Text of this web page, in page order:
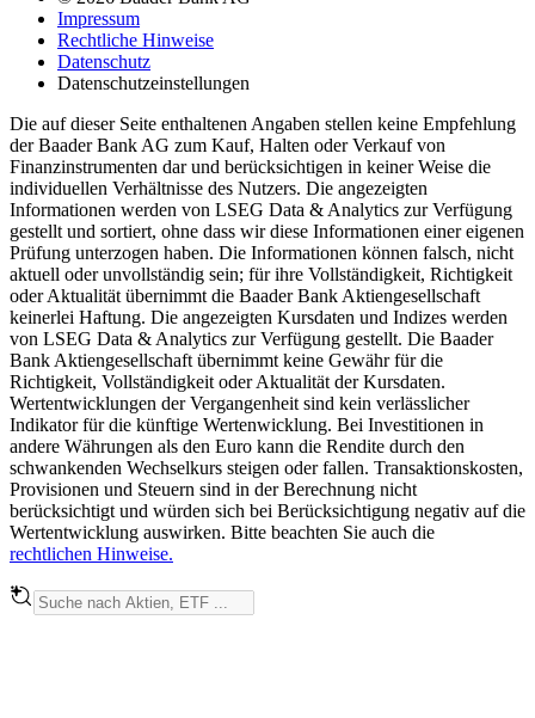
Impressum
Rechtliche Hinweise
Datenschutz
Datenschutzeinstellungen
Die auf dieser Seite enthaltenen Angaben stellen keine Empfehlung
der Baader Bank AG zum Kauf, Halten oder Verkauf von
Finanzinstrumenten dar und berücksichtigen in keiner Weise die
individuellen Verhältnisse des Nutzers. Die angezeigten
Informationen werden von LSEG Data & Analytics zur Verfügung
gestellt und sortiert, ohne dass wir diese Informationen einer eigenen
Prüfung unterzogen haben. Die Informationen können falsch, nicht
aktuell oder unvollständig sein; für ihre Vollständigkeit, Richtigkeit
oder Aktualität übernimmt die Baader Bank Aktiengesellschaft
keinerlei Haftung. Die angezeigten Kursdaten und Indizes werden
von LSEG Data & Analytics zur Verfügung gestellt. Die Baader
Bank Aktiengesellschaft übernimmt keine Gewähr für die
Richtigkeit, Vollständigkeit oder Aktualität der Kursdaten.
Wertentwicklungen der Vergangenheit sind kein verlässlicher
Indikator für die künftige Wertenwicklung. Bei Investitionen in
andere Währungen als den Euro kann die Rendite durch den
schwankenden Wechselkurs steigen oder fallen. Transaktionskosten,
Provisionen und Steuern sind in der Berechnung nicht
berücksichtigt und würden sich bei Berücksichtigung negativ auf die
Wertentwicklung auswirken. Bitte beachten Sie auch die
rechtlichen Hinweise.